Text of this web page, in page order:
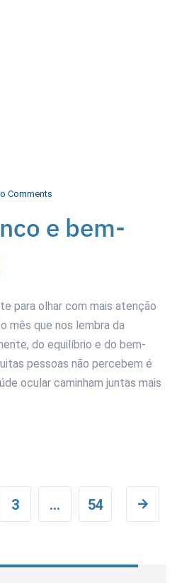
Comments
e bem-
para olhar com mais atenção
mês que nos lembra da
do equilíbrio e do bem-
pessoas não percebem é
ocular caminham juntas mais
3 … 54